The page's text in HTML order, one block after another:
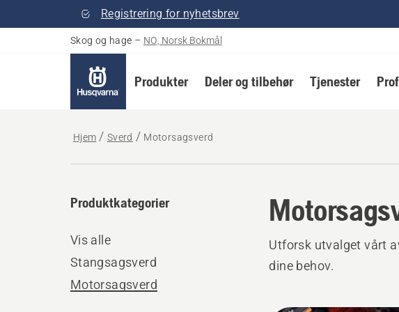
Registrering for nyhetsbrev
Skog og hage – NO, Norsk Bokmål
Produkter Deler og tilbehør Tjenester
Hjem Sverd Motorsagsverd
Produktkategorier
Vis alle
Stangsagsverd
Motorsagsverd
Utforsk utvalget vårt
dine behov.